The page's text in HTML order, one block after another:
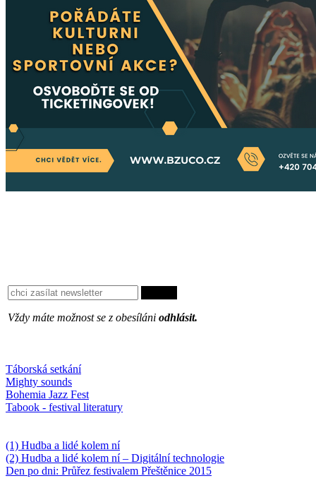
Vždy máte možnost se z obesíláni odhlásit.
Táborská setkání
Mighty sounds
Bohemia Jazz Fest
Tabook - festival literatury
(1) Hudba a lidé kolem ní
(2) Hudba a lidé kolem ní – Digitální technologie
Den po dni: Průřez festivalem Přeštěnice 2015